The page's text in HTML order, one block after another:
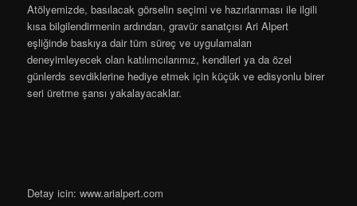
Atölyemizde, basılacak görselin seçimi ve hazırlanması ile ilgili
kısa bilgilendirmenin ardından, gravür sanatçısı Ari Alpert
eşliğinde baskıya dair tüm süreç ve uygulamaları
deneyimleyecek olan katılımcılarımız, kendileri ya da özel
günlerds sevdiklerine hediye etmek için küçük ve edisyonlu birer
seri üretme şansı yakalayacaklar.
Detay icin: www.arialpert.com